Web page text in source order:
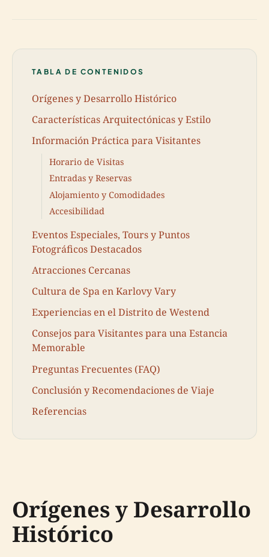
TABLA DE CONTENIDOS
Orígenes y Desarrollo Histórico
Características Arquitectónicas y Estilo
Información Práctica para Visitantes
Horario de Visitas
Entradas y Reservas
Alojamiento y Comodidades
Accesibilidad
Eventos Especiales, Tours y Puntos
Fotográficos Destacados
Atracciones Cercanas
Cultura de Spa en Karlovy Vary
Experiencias en el Distrito de Westend
Consejos para Visitantes para una Estancia
Memorable
Preguntas Frecuentes (FAQ)
Conclusión y Recomendaciones de Viaje
Referencias
Orígenes y Desarrollo
Histórico